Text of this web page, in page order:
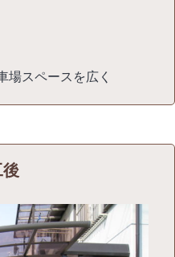
場スペースを広く
後